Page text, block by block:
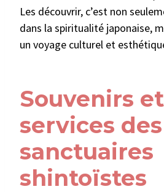
Les découvrir, c’est non
dans la spiritualité japonaise,
un voyage culturel et
Souvenirs et
services des
sanctuaires
shintoïstes